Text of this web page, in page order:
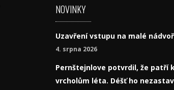
NOVINKY
Uzavření vstupu na malé
4. srpna 2026
Pernštejnlove potvrdil, že patří
vrcholům léta. Déšť ho